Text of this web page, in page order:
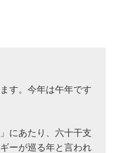
す。今年は午年です
にあたり、六十干支
ーが巡る年と言われ